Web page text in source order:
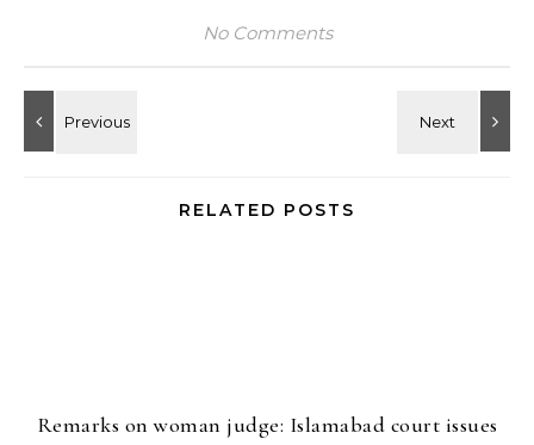
No Comments
RELATED POSTS
Remarks on woman judge: Islamabad court issues